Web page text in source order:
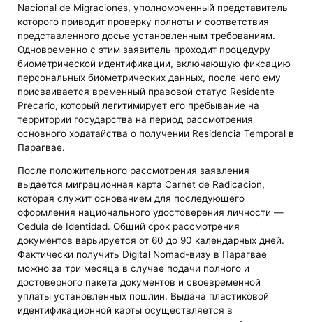
Nacional de Migraciones, уполномоченный представитель
которого приводит проверку полноты и соответствия
представленного досье установленным требованиям.
Одновременно с этим заявитель проходит процедуру
биометрической идентификации, включающую фиксацию
персональных биометрических данных, после чего ему
присваивается временный правовой статус Residente
Precario, который легитимирует его пребывание на
территории государства на период рассмотрения
основного ходатайства о получении Residencia Temporal в
Парагвае.
После положительного рассмотрения заявления
выдается миграционная карта Carnet de Radicacion,
которая служит основанием для последующего
оформления национального удостоверения личности —
Cedula de Identidad. Общий срок рассмотрения
документов варьируется от 60 до 90 календарных дней.
Фактически получить Digital Nomad-визу в Парагвае
можно за три месяца в случае подачи полного и
достоверного пакета документов и своевременной
уплаты установленных пошлин. Выдача пластиковой
идентификационной карты осуществляется в